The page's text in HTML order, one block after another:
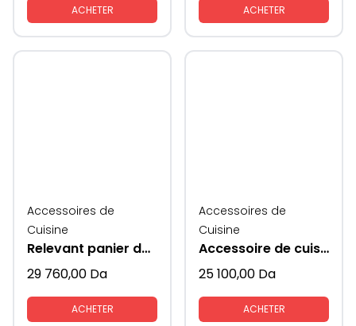
ACHETER ACHETER
Accessoires de
Cuisine
Relevant panier de rangement vaisselles
29 760,00 Da
ACHETER
Accessoires de
Cuisine
Accessoire de cuisine haricot rangement
25 100,00 Da
ACHETER